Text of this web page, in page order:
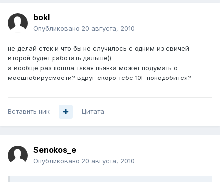
bokl
Опубликовано 20 августа, 2010
не делай стек и что бы не случилось с одним из свичей -
второй будет работать дальше))
а вообще раз пошла такая пьянка может подумать о
масштабируемости? вдруг скоро тебе 10Г понадобится?
Вставить ник Цитата
Senokos_e
Опубликовано 20 августа, 2010